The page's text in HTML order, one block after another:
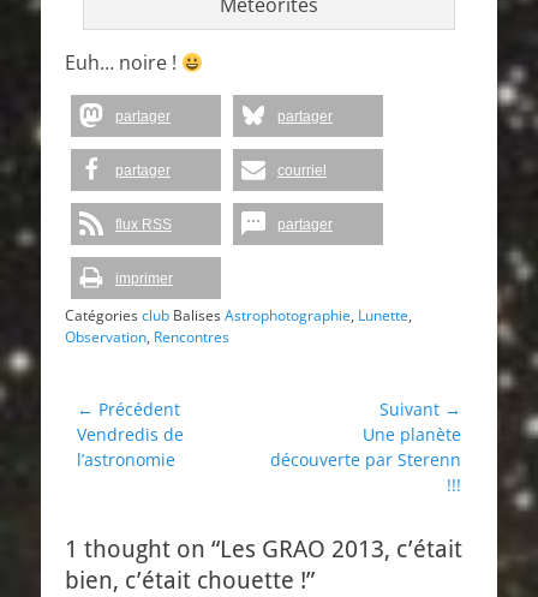
Euh… noire !
partager partager
partager courriel
flux RSS partager
imprimer
Catégoriesclub BalisesAstrophotographie, Lunette,
Observation, Rencontres
Navigation
de
l’article
← Précédent
Article
précédent :
Vendredis de
l’astronomie
Suivant →
suivant :
Une planète
découverte par Sterenn
!!!
1 thought on “Les GRAO 2013, c’était
bien, c’était chouette !”